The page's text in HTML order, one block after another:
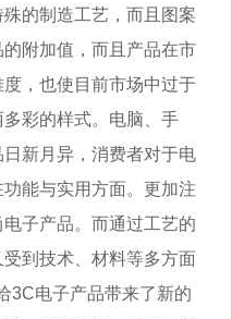
的制造工艺，而且图案
附加值，而且产品在市
，也使目前市场中过于
彩的样式。电脑、手
新月异，消费者对于电
能与实用方面。更加注
子产品。而通过工艺的
到技术、材料等多方面
3C电子产品带来了新的